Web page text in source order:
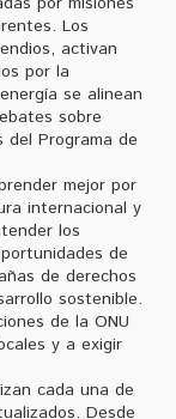
Los
activan
por la
se alinean
sobre
del Programa de
mejor por
internacional y
los
de
de derechos
sostenible.
de la ONU
y a exigir
cada una de
Desde